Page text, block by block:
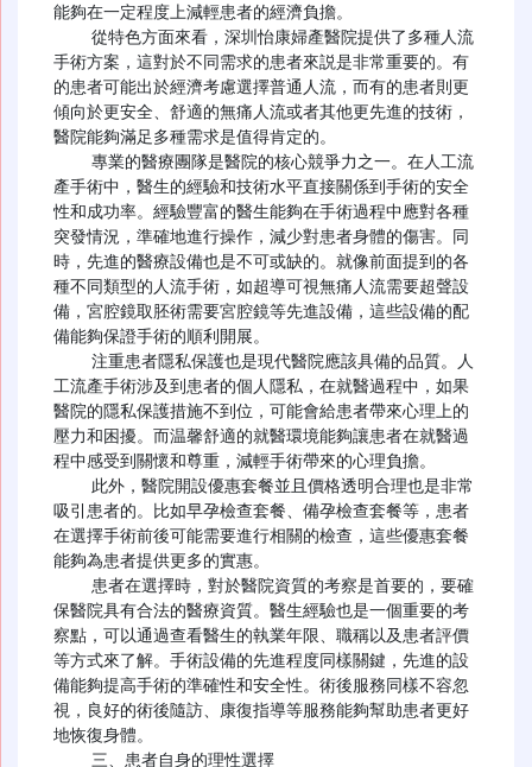
能夠在一定程度上減輕患者的經濟負擔。
手術方案，這對於不同需求的患者來説是非常重要的。有
的患者可能出於經濟考慮選擇普通人流，而有的患者則更
傾向於更安全、舒適的無痛人流或者其他更先進的技術，
醫院能夠滿足多種需求是值得肯定的。
產手術中，醫生的經驗和技術水平直接關係到手術的安全
性和成功率。經驗豐富的醫生能夠在手術過程中應對各種
突發情況，準確地進行操作，減少對患者身體的傷害。同
時，先進的醫療設備也是不可或缺的。就像前面提到的各
種不同類型的人流手術，如超導可視無痛人流需要超聲設
備，宮腔鏡取胚術需要宮腔鏡等先進設備，這些設備的配
備能夠保證手術的順利開展。
工流產手術涉及到患者的個人隱私，在就醫過程中，如果
醫院的隱私保護措施不到位，可能會給患者帶來心理上的
壓力和困擾。而温馨舒適的就醫環境能夠讓患者在就醫過
程中感受到關懷和尊重，減輕手術帶來的心理負擔。
吸引患者的。比如早孕檢查套餐、備孕檢查套餐等，患者
在選擇手術前後可能需要進行相關的檢查，這些優惠套餐
能夠為患者提供更多的實惠。
保醫院具有合法的醫療資質。醫生經驗也是一個重要的考
察點，可以通過查看醫生的執業年限、職稱以及患者評價
等方式來了解。手術設備的先進程度同樣關鍵，先進的設
備能夠提高手術的準確性和安全性。術後服務同樣不容忽
視，良好的術後隨訪、康復指導等服務能夠幫助患者更好
地恢復身體。